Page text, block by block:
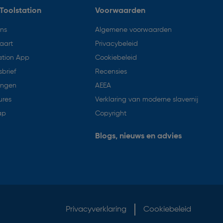
App
Voorwaarden
Algemene voorwaarden
Privacybeleid
Cookiebeleid
Recensies
AEEA
Verklaring van moderne slavernij
Copyright
Blogs, nieuws en advies
Privacyverklaring Cookiebeleid